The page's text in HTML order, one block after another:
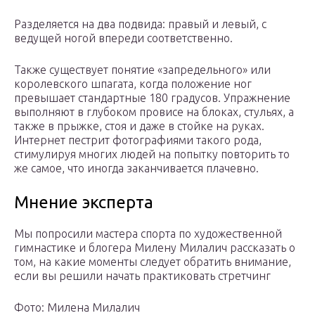
Разделяется на два подвида: правый и левый, с
ведущей ногой впереди соответственно.
Также существует понятие «запредельного» или
королевского шпагата, когда положение ног
превышает стандартные 180 градусов. Упражнение
выполняют в глубоком провисе на блоках, стульях, а
также в прыжке, стоя и даже в стойке на руках.
Интернет пестрит фотографиями такого рода,
стимулируя многих людей на попытку повторить то
же самое, что иногда заканчивается плачевно.
Мнение эксперта
Мы попросили мастера спорта по художественной
гимнастике и блогера Милену Милалич рассказать о
том, на какие моменты следует обратить внимание,
если вы решили начать практиковать стретчинг
Фото: Милена Милалич